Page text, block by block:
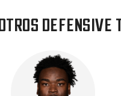
OTROS DEFENSIVE